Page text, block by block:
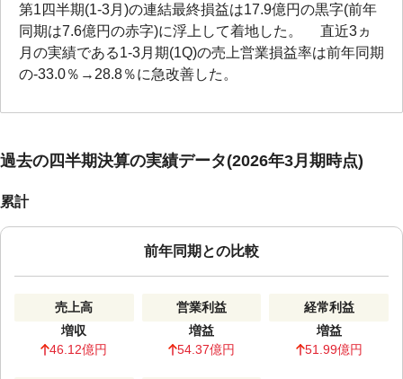
第1四半期(1-3月)の連結最終損益は17.9億円の黒字(前年
同期は7.6億円の赤字)に浮上して着地した。 直近3ヵ
月の実績である1-3月期(1Q)の売上営業損益率は前年同期
の-33.0％→28.8％に急改善した。
過去の四半期決算の実績データ(2026年3月期時点)
累計
前年同期との比較
売上高
増収
46.12億円
営業利益
増益
54.37億円
経常利益
増益
51.99億円